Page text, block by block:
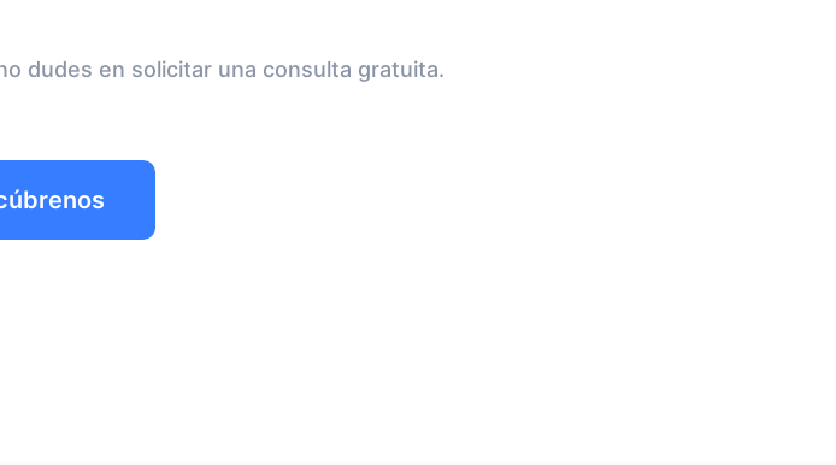
dudes en solicitar una consulta gratuita.